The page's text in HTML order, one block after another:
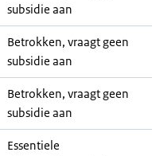
subsidie aan
Betrokken, vraagt geen
subsidie aan
Betrokken, vraagt geen
subsidie aan
Essentiele